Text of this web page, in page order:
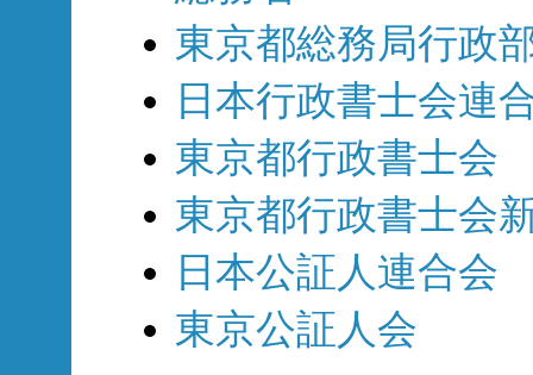
東京都総務局行政
日本行政書士会連
東京都行政書士会
東京都行政書士会
日本公証人連合会
東京公証人会